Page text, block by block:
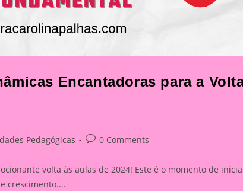
Encantadoras para a
Pedagógicas
Post0 Comments
volta às aulas de 2024! Este é o momento de
crescimento.…